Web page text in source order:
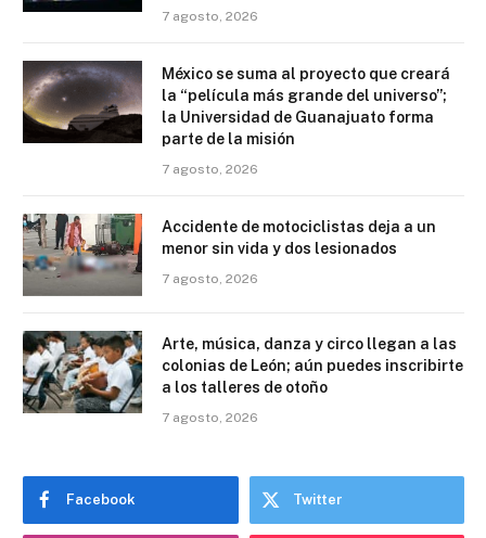
7 agosto, 2026
México se suma al proyecto que creará
la “película más grande del universo”;
la Universidad de Guanajuato forma
parte de la misión
7 agosto, 2026
Accidente de motociclistas deja a un
menor sin vida y dos lesionados
7 agosto, 2026
Arte, música, danza y circo llegan a las
colonias de León; aún puedes inscribirte
a los talleres de otoño
7 agosto, 2026
Facebook Twitter